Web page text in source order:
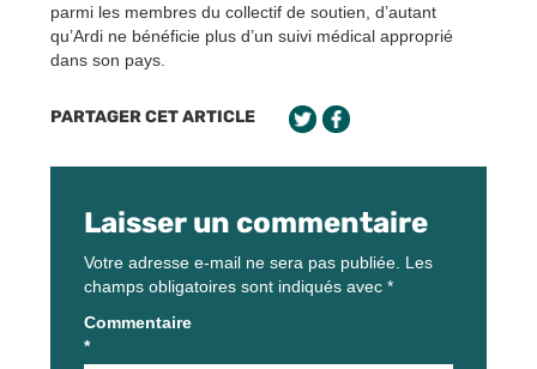
parmi les membres du collectif de soutien, d’autant
qu’Ardi ne bénéficie plus d’un suivi médical approprié
dans son pays.
PARTAGER CET ARTICLE
Laisser un commentaire
Votre adresse e-mail ne sera pas publiée. Les
champs obligatoires sont indiqués avec *
Commentaire
*